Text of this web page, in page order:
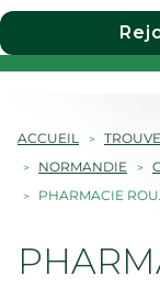
Choisir
ACCUEIL
NORMANDIE
PHARMACIE